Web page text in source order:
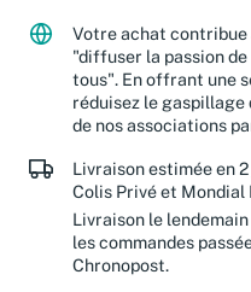
Votre achat contribue
"diffuser la passion
tous". En offrant une
réduisez le
de nos associations
Livraison estimée en
Colis Privé et Mondial
Livraison le
les commandes
Chronopost.